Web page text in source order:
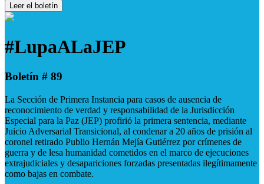
Leer el boletín
#LupaALaJEP
Boletín # 89
La Sección de Primera Instancia para casos de ausencia de
reconocimiento de verdad y responsabilidad de la Jurisdicción
Especial para la Paz (JEP) profirió la primera sentencia, mediante
Juicio Adversarial Transicional, al condenar a 20 años de prisión al
coronel retirado Publio Hernán Mejía Gutiérrez por crímenes de
guerra y de lesa humanidad cometidos en el marco de ejecuciones
extrajudiciales y desapariciones forzadas presentadas ilegítimamente
como bajas en combate.